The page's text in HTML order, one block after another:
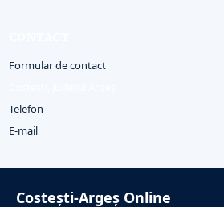
Formular de contact
Telefon
E-mail
Costești-Argeș Online